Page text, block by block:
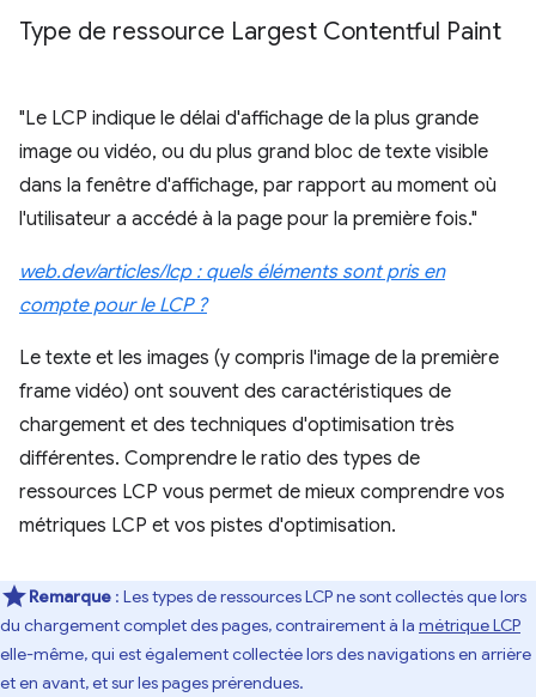
Type de ressource Largest Contentful Paint
"Le LCP indique le délai d'affichage de la plus grande
image ou vidéo, ou du plus grand bloc de texte visible
dans la fenêtre d'affichage, par rapport au moment où
l'utilisateur a accédé à la page pour la première fois."
web.dev/articles/lcp : quels éléments sont pris en
compte pour le LCP ?
Le texte et les images (y compris l'image de la première
frame vidéo) ont souvent des caractéristiques de
chargement et des techniques d'optimisation très
différentes. Comprendre le ratio des types de
ressources LCP vous permet de mieux comprendre vos
métriques LCP et vos pistes d'optimisation.
Remarque : Les types de ressources LCP ne sont collectés que lors
du chargement complet des pages, contrairement à la métrique LCP
elle-même, qui est également collectée lors des navigations en arrière
et en avant, et sur les pages prérendues.